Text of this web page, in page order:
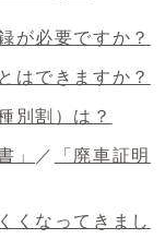
が必要ですか？
はできますか？
別割）は？
」 ／
「廃車証明
くなってきまし